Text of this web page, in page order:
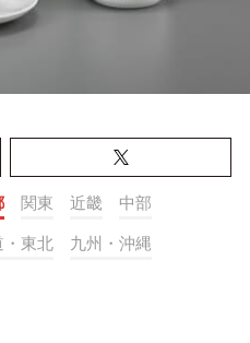
関東 近畿 中部
・東北 九州・沖縄